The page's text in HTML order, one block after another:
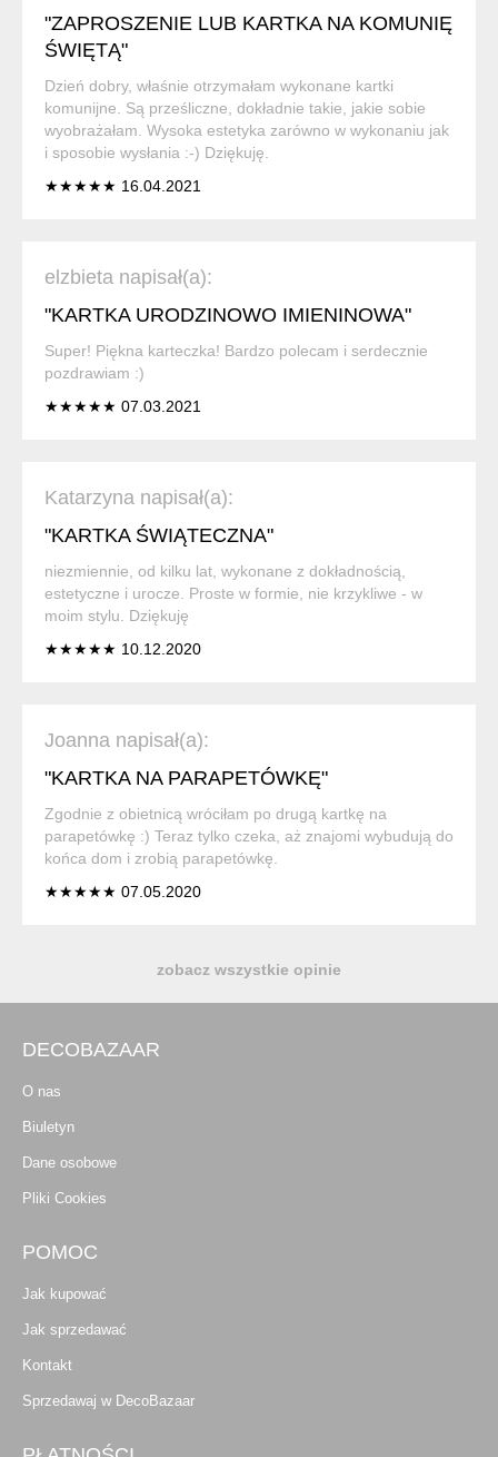
"ZAPROSZENIE LUB KARTKA NA KOMUNIĘ
ŚWIĘTĄ"
Dzień dobry, właśnie otrzymałam wykonane kartki
komunijne. Są prześliczne, dokładnie takie, jakie sobie
wyobrażałam. Wysoka estetyka zarówno w wykonaniu jak
i sposobie wysłania :-) Dziękuję.
★★★★★ 16.04.2021
elzbieta napisał(a):
"KARTKA URODZINOWO IMIENINOWA"
Super! Piękna karteczka! Bardzo polecam i serdecznie
pozdrawiam :)
★★★★★ 07.03.2021
Katarzyna napisał(a):
"KARTKA ŚWIĄTECZNA"
niezmiennie, od kilku lat, wykonane z dokładnością,
estetyczne i urocze. Proste w formie, nie krzykliwe - w
moim stylu. Dziękuję
★★★★★ 10.12.2020
Joanna napisał(a):
"KARTKA NA PARAPETÓWKĘ"
Zgodnie z obietnicą wróciłam po drugą kartkę na
parapetówkę :) Teraz tylko czeka, aż znajomi wybudują do
końca dom i zrobią parapetówkę.
★★★★★ 07.05.2020
zobacz wszystkie opinie
DECOBAZAAR
O nas
Biuletyn
Dane osobowe
Pliki Cookies
POMOC
Jak kupować
Jak sprzedawać
Kontakt
Sprzedawaj w DecoBazaar